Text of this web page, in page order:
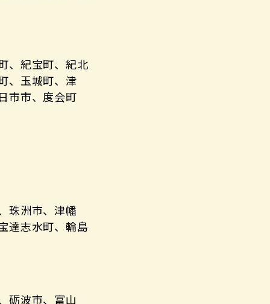
、紀宝町、紀北
、玉城町、津
市市、度会町
珠洲市、津幡
達志水町、輪島
砺波市、富山